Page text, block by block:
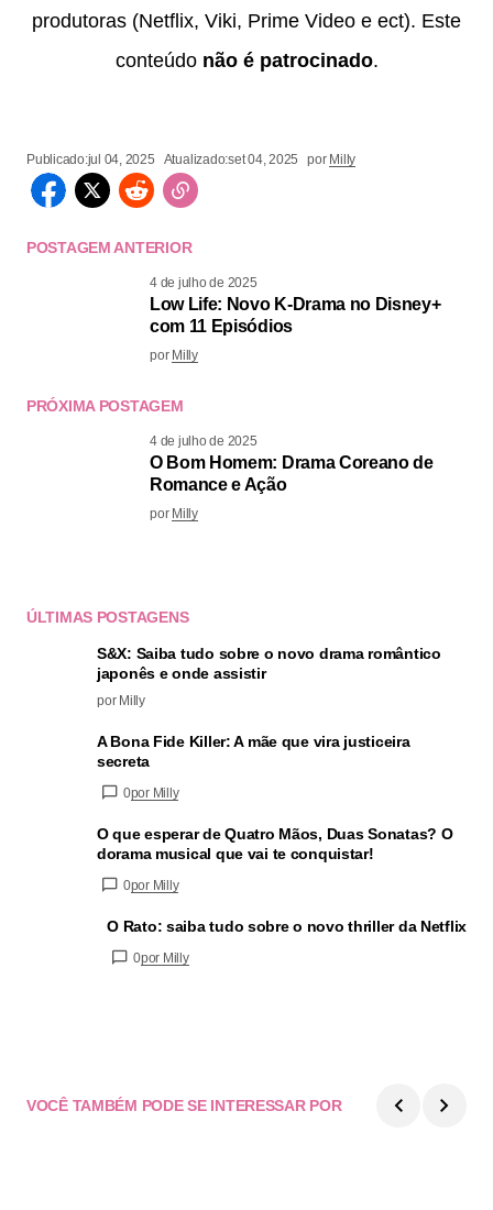
produtoras (Netflix, Viki, Prime Video e ect). Este
conteúdo não é patrocinado.
Publicado:jul 04, 2025 Atualizado:set 04, 2025 por Milly
POSTAGEM ANTERIOR
4 de julho de 2025
Low Life: Novo K-Drama no Disney+
com 11 Episódios
por Milly
PRÓXIMA POSTAGEM
4 de julho de 2025
O Bom Homem: Drama Coreano de
Romance e Ação
por Milly
ÚLTIMAS POSTAGENS
S&X: Saiba tudo sobre o novo drama romântico
japonês e onde assistir
por Milly
A Bona Fide Killer: A mãe que vira justiceira
secreta
0por Milly
O que esperar de Quatro Mãos, Duas Sonatas? O
dorama musical que vai te conquistar!
0por Milly
O Rato: saiba tudo sobre o novo thriller da Netflix
0por Milly
VOCÊ TAMBÉM PODE SE INTERESSAR POR